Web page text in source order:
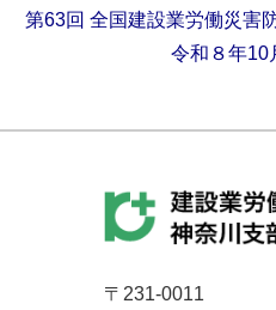
第63回 全国建設業労働災害
令和８年10
〒231-0011